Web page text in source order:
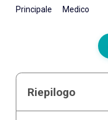
Principale
Medico
Riepilogo